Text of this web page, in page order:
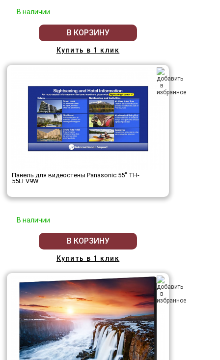
В наличии
В КОРЗИНУ
Купить в 1 клик
Панель для видеостены Panasonic 55" TH-
55LFV9W
В наличии
В КОРЗИНУ
Купить в 1 клик